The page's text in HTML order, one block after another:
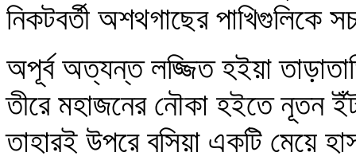
নিকটবর্তী অশথগাছের পাখিগুলিকে
অপূর্ব অত্যন্ত লজ্জিত হইয়া
তীরে মহাজনের নৌকা হইতে নূতন ইঁট
তাহারই উপরে বসিয়া একটি মেয়ে